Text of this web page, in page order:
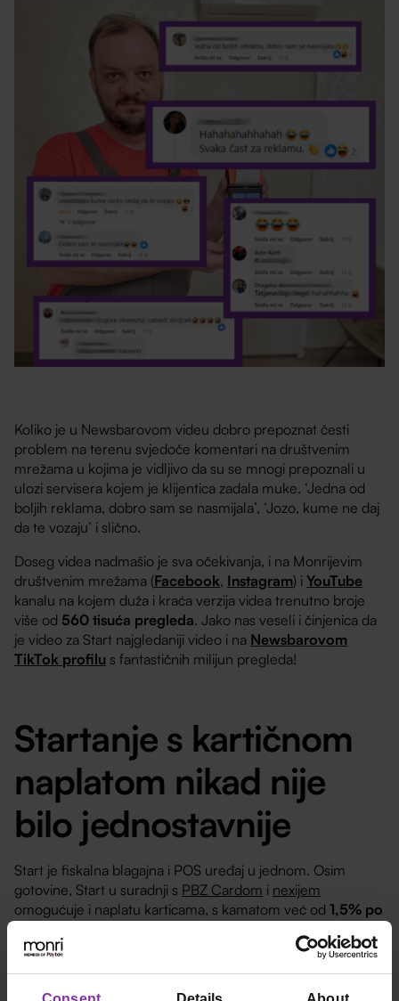
Koliko je u Newsbarovom videu dobro prepoznat česti
problem na terenu svjedoče komentari na društvenim
mrežama u kojima je vidljivo da su se mnogi prepoznali u
ulozi servisera kojem je klijentica zadala muke. ‘Jedna od
boljih reklama, dobro sam se nasmijala’, ‘Jozo, kume ne daj
da te vozaju’ i slično.
Doseg videa nadmašio je sva očekivanja, i na Monrijevim
društvenim mrežama (Facebook, Instagram) iYouTube
kanalu na kojem duža i kraća verzija videa trenutno broje
više od 560 tisuća pregleda. Jako nas veseli i činjenica da
je video za Start najgledaniji video i na Newsbarovom
TikTok profilu s fantastičnih milijun pregleda!
Startanje s kartičnom
naplatom nikad nije
bilo jednostavnije
Start je fiskalna blagajna i POS uređaj u jednom. Osim
gotovine, Start u suradnji s PBZ Cardom i nexijem
omogućuje i naplatu karticama, s kamatom već od1,5% po
bez otvaranja dodatnih bankovnih računa. Vaša se zarada